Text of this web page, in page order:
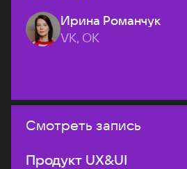
Ирина Романчук
VK, ОК
Смотреть запись
Продукт UX&UI